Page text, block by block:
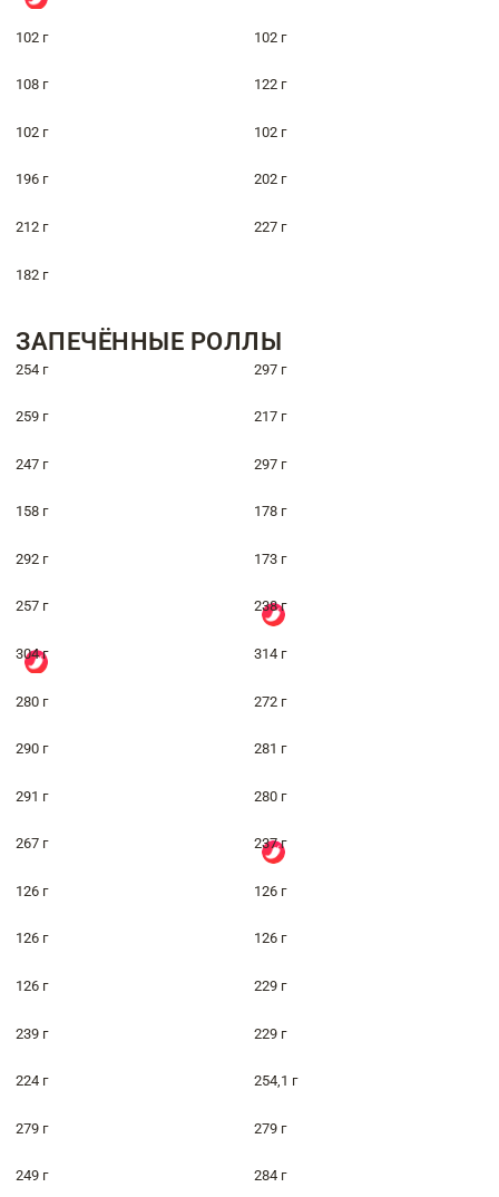
102 г 102 г
108 г 122 г
102 г 102 г
196 г 202 г
212 г 227 г
182 г
ЗАПЕЧЁННЫЕ РОЛЛЫ
254 г 297 г
259 г 217 г
247 г 297 г
158 г 178 г
292 г 173 г
257 г 238 г
304 г 314 г
280 г 272 г
290 г 281 г
291 г 280 г
267 г 237 г
126 г 126 г
126 г 126 г
126 г 229 г
239 г 229 г
224 г 254,1 г
279 г 279 г
249 г 284 г